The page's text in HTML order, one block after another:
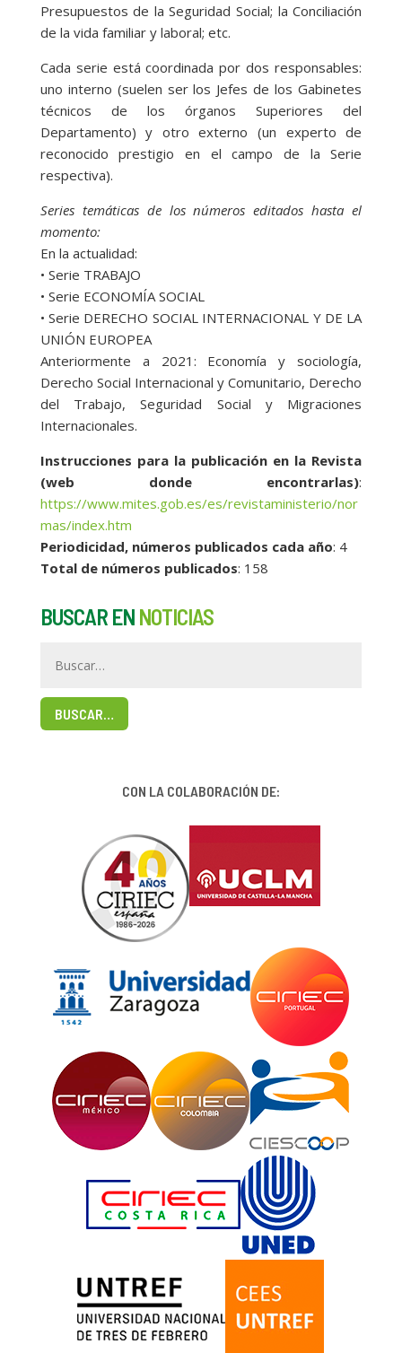
Presupuestos de la Seguridad Social; la Conciliación
de la vida familiar y laboral; etc.
Cada serie está coordinada por dos responsables:
uno interno (suelen ser los Jefes de los Gabinetes
técnicos de los órganos Superiores del
Departamento) y otro externo (un experto de
reconocido prestigio en el campo de la Serie
respectiva).
Series temáticas de los números editados hasta el
momento:
En la actualidad:
• Serie TRABAJO
• Serie ECONOMÍA SOCIAL
• Serie DERECHO SOCIAL INTERNACIONAL Y DE LA
UNIÓN EUROPEA
Anteriormente a 2021: Economía y sociología,
Derecho Social Internacional y Comunitario, Derecho
del Trabajo, Seguridad Social y Migraciones
Internacionales.
Instrucciones para la publicación en la Revista
(web donde encontrarlas):
https://www.mites.gob.es/es/revistaministerio/nor
mas/index.htm
Periodicidad, números publicados cada año: 4
Total de números publicados: 158
BUSCAR EN NOTICIAS
BUSCAR…
CON LA COLABORACIÓN DE: